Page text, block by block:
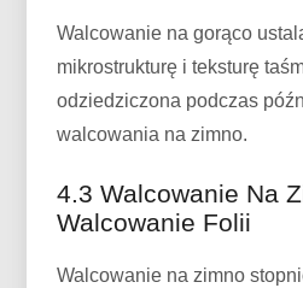
Walcowanie na gorąco
mikrostrukturę i teksturę
odziedziczona podczas
walcowania na zimno.
4.3 Walcowanie Na
Walcowanie Folii
Walcowanie na zimno